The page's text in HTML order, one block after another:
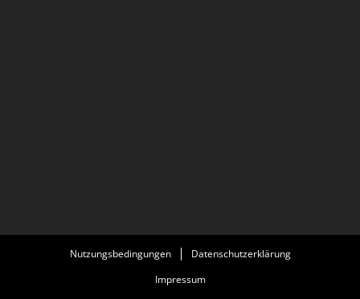
Nutzungsbedingungen
Datenschutzerklärung
Impressum